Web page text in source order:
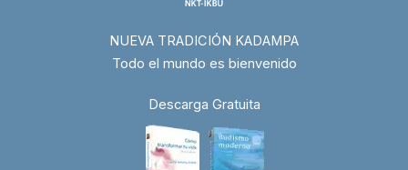
NUEVA TRADICIÓN KADAMPA
Todo el mundo es bienvenido
Descarga Gratuita